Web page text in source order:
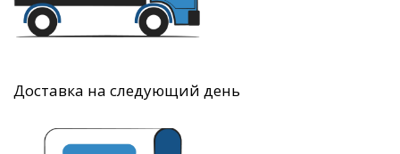
Доставка на следующий день